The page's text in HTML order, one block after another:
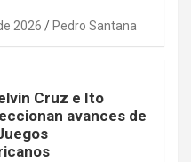
2026 Pedro Santana
Cruz e Ito
avances de